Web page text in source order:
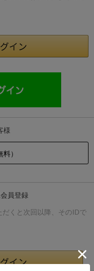
様
員登録
くと次回以降、そのIDで